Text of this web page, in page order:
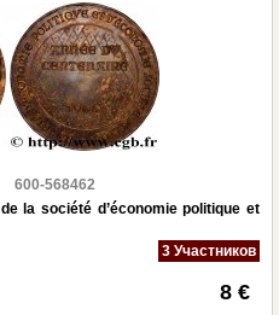
600-568462
la société d’économie politique et
3 Участников
8 €